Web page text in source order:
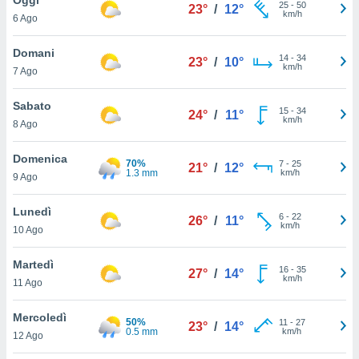
è
al sito
di
ci
di
il
un
la
nella
6 Ago
23° / 12° 25- 50
km/h
Domani
7 Ago
23° / 10° 14- 34
km/h
Sabato
8 Ago
24° / 11° 15- 34
km/h
Domenica
9 Ago
70%
1.3 mm
21° / 12° 7- 25
km/h
Lunedì
10 Ago
26° / 11° 6- 22
km/h
Martedì
11 Ago
27° / 14° 16- 35
km/h
Mercoledì
12 Ago
50%
0.5 mm
23° / 14° 11 - 27
km/h